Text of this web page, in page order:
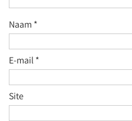
Naam *
E-mail*
Site